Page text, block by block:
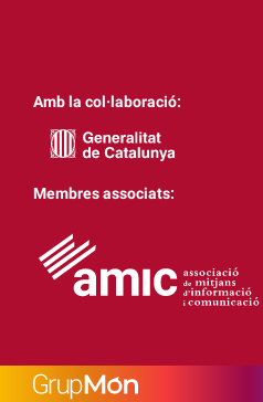
Amb la col·laboració:
Membres associats: